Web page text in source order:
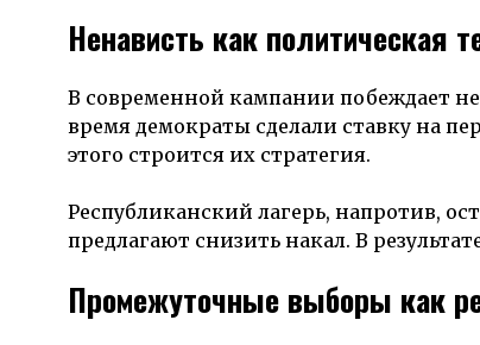
Ненависть как политическая
В современной кампании побеждает
время демократы сделали ставку на
этого строится их стратегия.
Республиканский лагерь, напротив,
предлагают снизить накал. В
Промежуточные выборы как